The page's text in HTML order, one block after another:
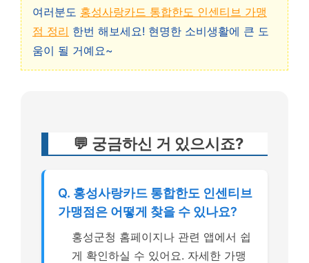
여러분도 홍성사랑카드 통합한도 인센티브 가맹
점 정리 한번 해보세요! 현명한 소비생활에 큰 도
움이 될 거예요~
💬 궁금하신 거 있으시죠?
Q. 홍성사랑카드 통합한도 인센티브
가맹점은 어떻게 찾을 수 있나요?
홍성군청 홈페이지나 관련 앱에서 쉽
게 확인하실 수 있어요. 자세한 가맹